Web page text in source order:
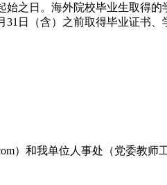
之日。海外院校毕业生取得
日（含）之前取得毕业证书
）和我单位人事处（党委教师